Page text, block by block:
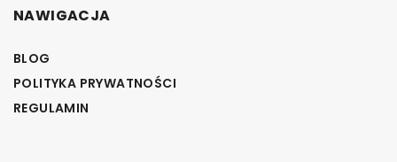
NAWIGACJA
BLOG
POLITYKA PRYWATNOŚCI
REGULAMIN